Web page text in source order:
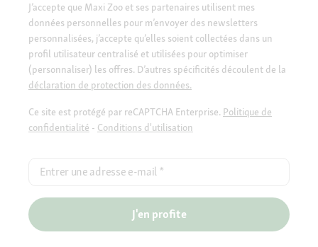
J’accepte que Maxi Zoo et ses partenaires utilisent mes
données personnelles pour m’envoyer des newsletters
personnalisées, j’accepte qu’elles soient collectées dans un
profil utilisateur centralisé et utilisées pour optimiser
(personnaliser) les offres. D’autres spécificités découlent de la
déclaration de protection des données.
Ce site est protégé par reCAPTCHA Enterprise. Politique de
confidentialité - Conditions d'utilisation
Entrer une adresse e-mail *
J'en profite